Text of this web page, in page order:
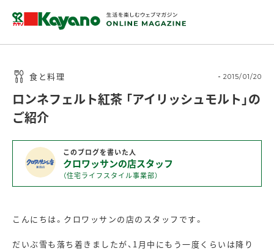
食と料理 2015/01/20
ロンネフェルト紅茶 「アイリッシュモルト」の
ご紹介
このブログを書いた人
クロワッサンの店スタッフ
（住宅ライフスタイル事業部）
こんにちは。クロワッサンの店のスタッフです。
だいぶ雪も落ち着きましたが、1月中にもう一度くらいは降り